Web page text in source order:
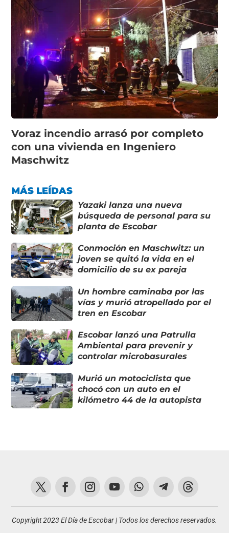
Voraz incendio arrasó por completo
con una vivienda en Ingeniero
Maschwitz
MÁS LEÍDAS
Yazaki lanza una nueva
búsqueda de personal para su
planta de Escobar
Conmoción en Maschwitz: un
joven se quitó la vida en el
domicilio de su ex pareja
Un hombre caminaba por las
vías y murió atropellado por el
tren en Escobar
Escobar lanzó una Patrulla
Ambiental para prevenir y
controlar microbasurales
Murió un motociclista que
chocó con un auto en el
kilómetro 44 de la autopista
Copyright 2023 El Día de Escobar | Todos los derechos reservados.